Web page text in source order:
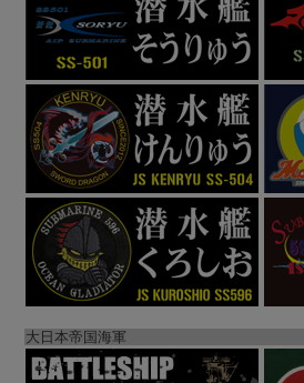
大日本帝国海軍